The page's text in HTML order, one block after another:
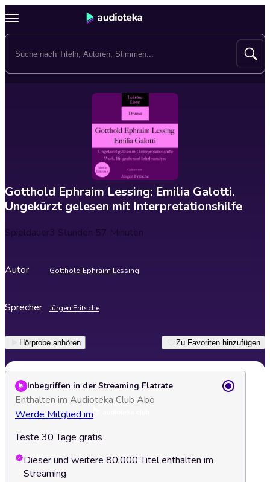
Gotthold Ephraim Lessing: Emilia Galotti.
Ungekürzt gelesen mit Interpretationshilfe
Spieldauer3 Stunden 57 Minuten
Autor Gotthold Ephraim Lessing
Sprecher Jürgen Fritsche
Hörprobe anhören Zu Favoriten hinzufügen
Inbegriffen in der Streaming Flatrate
Enthalten im Audioteka Club Abo
Werde Mitglied im
Teste 30 Tage gratis
Dieser und weitere 80.000 Titel enthalten im
Streaming